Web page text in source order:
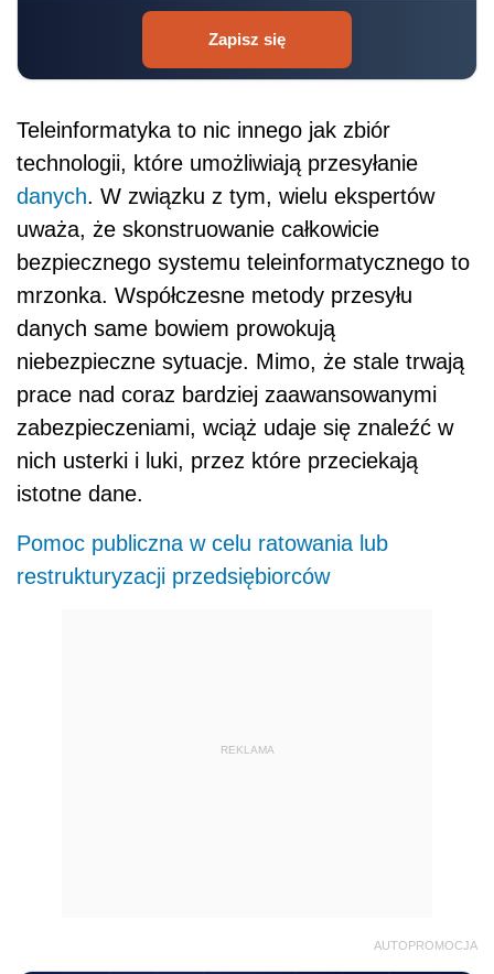
Zapisz się
Teleinformatyka to nic innego jak zbiór
technologii, które umożliwiają przesyłanie
danych. W związku z tym, wielu ekspertów
uważa, że skonstruowanie całkowicie
bezpiecznego systemu teleinformatycznego to
mrzonka. Współczesne metody przesyłu
danych same bowiem prowokują
niebezpieczne sytuacje. Mimo, że stale trwają
prace nad coraz bardziej zaawansowanymi
zabezpieczeniami, wciąż udaje się znaleźć w
nich usterki i luki, przez które przeciekają
istotne dane.
Pomoc publiczna w celu ratowania lub
restrukturyzacji przedsiębiorców
REKLAMA
AUTOPROMOCJA